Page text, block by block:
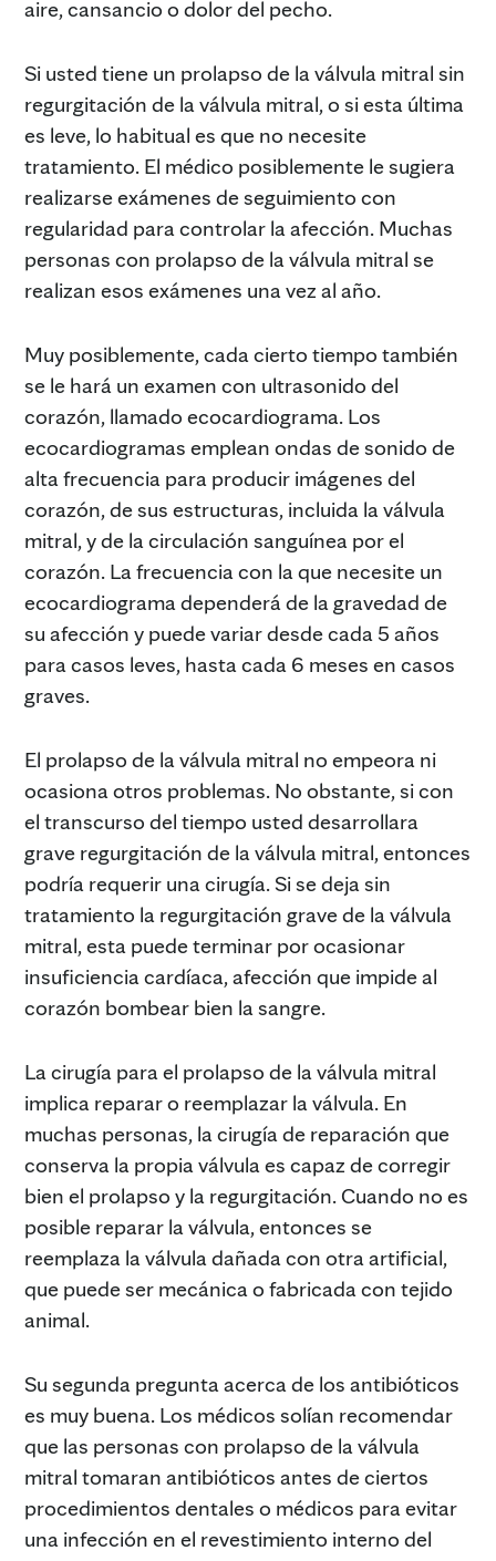
aire, cansancio o dolor del pecho.
Si usted tiene un prolapso de la válvula mitral sin
regurgitación de la válvula mitral, o si esta última
es leve, lo habitual es que no necesite
tratamiento. El médico posiblemente le sugiera
realizarse exámenes de seguimiento con
regularidad para controlar la afección. Muchas
personas con prolapso de la válvula mitral se
realizan esos exámenes una vez al año.
Muy posiblemente, cada cierto tiempo también
se le hará un examen con ultrasonido del
corazón, llamado ecocardiograma. Los
ecocardiogramas emplean ondas de sonido de
alta frecuencia para producir imágenes del
corazón, de sus estructuras, incluida la válvula
mitral, y de la circulación sanguínea por el
corazón. La frecuencia con la que necesite un
ecocardiograma dependerá de la gravedad de
su afección y puede variar desde cada 5 años
para casos leves, hasta cada 6 meses en casos
graves.
El prolapso de la válvula mitral no empeora ni
ocasiona otros problemas. No obstante, si con
el transcurso del tiempo usted desarrollara
grave regurgitación de la válvula mitral, entonces
podría requerir una cirugía. Si se deja sin
tratamiento la regurgitación grave de la válvula
mitral, esta puede terminar por ocasionar
insuficiencia cardíaca, afección que impide al
corazón bombear bien la sangre.
La cirugía para el prolapso de la válvula mitral
implica reparar o reemplazar la válvula. En
muchas personas, la cirugía de reparación que
conserva la propia válvula es capaz de corregir
bien el prolapso y la regurgitación. Cuando no es
posible reparar la válvula, entonces se
reemplaza la válvula dañada con otra artificial,
que puede ser mecánica o fabricada con tejido
animal.
Su segunda pregunta acerca de los antibióticos
es muy buena. Los médicos solían recomendar
que las personas con prolapso de la válvula
mitral tomaran antibióticos antes de ciertos
procedimientos dentales o médicos para evitar
una infección en el revestimiento interno del